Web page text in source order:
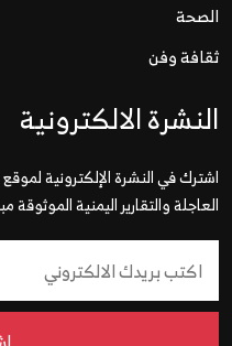
الصحة
ثقافة وفن
النشرة الالكترونية
اشترك في النشرة الإلكترونية
العاجلة والتقارير اليمنية الموثوقة